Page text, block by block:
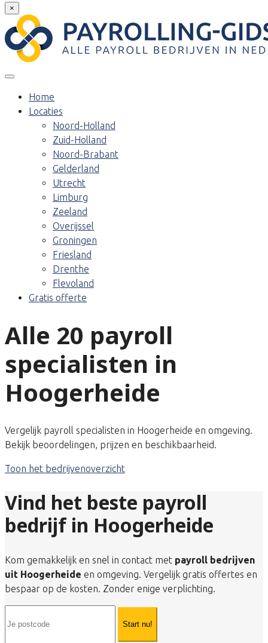
×
Home
Locaties
Noord-Holland
Zuid-Holland
Noord-Brabant
Gelderland
Utrecht
Limburg
Zeeland
Overijssel
Groningen
Friesland
Drenthe
Flevoland
Gratis offerte
Alle 20 payroll
specialisten in
Hoogerheide
Vergelijk payroll specialisten in Hoogerheide en omgeving.
Bekijk beoordelingen, prijzen en beschikbaarheid.
Toon het bedrijvenoverzicht
Vind het beste payroll
bedrijf in Hoogerheide
Kom gemakkelijk en snel in contact met payroll bedrijven
uit Hoogerheide en omgeving. Vergelijk gratis offertes en
bespaar op de kosten. Zonder enige verplichting.
Start nu!